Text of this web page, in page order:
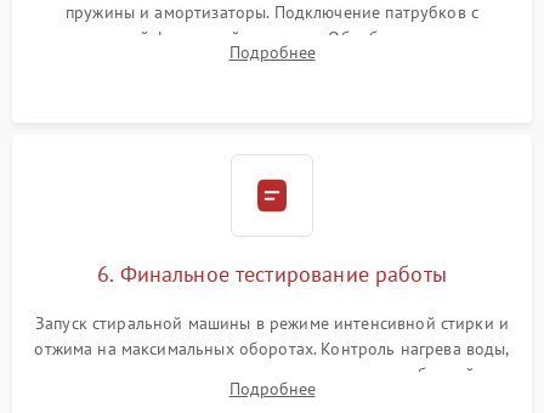
пружины и амортизаторы. Подключение патрубков с
надежной фиксацией хомутами. Обработка стыков
герметиком для предотвращения возможных протечек воды.
Подробнее
6. Финальное тестирование работы
Запуск стиральной машины в режиме интенсивной стирки и
отжима на максимальных оборотах. Контроль нагрева воды,
корректности слива, отсутствия излишних вибраций,
посторонних стуков и протечек под корпусом.
Подробнее